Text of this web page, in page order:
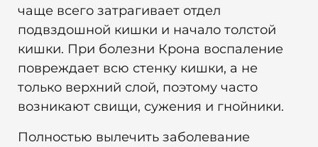
чаще всего затрагивает отдел
подвздошной кишки и начало толстой
кишки. При болезни Крона воспаление
повреждает всю стенку кишки, а не
только верхний слой, поэтому часто
возникают свищи, сужения и гнойники.
Полностью вылечить заболевание